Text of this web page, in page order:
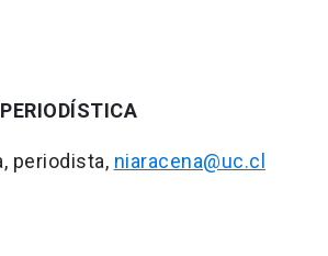
periodista, niaracena@uc.cl